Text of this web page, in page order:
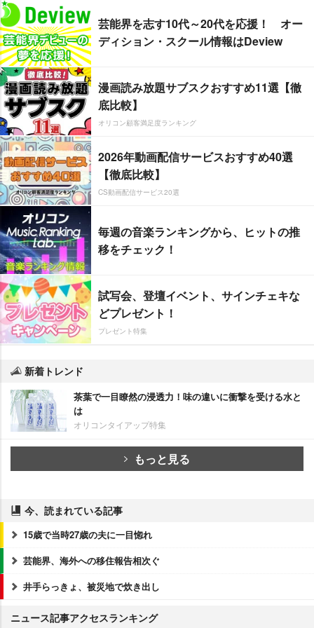
芸能界を志す10代～20代を応援！ オー
ディション・スクール情報はDeview
漫画読み放題サブスクおすすめ11選【徹
底比較】
オリコン顧客満足度ランキング
2026年動画配信サービスおすすめ40選
【徹底比較】
CS動画配信サービス20選
毎週の音楽ランキングから、ヒットの推
移をチェック！
試写会、登壇イベント、サインチェキな
どプレゼント！
プレゼント特集
新着トレンド
茶葉で一目瞭然の浸透力！味の違いに衝撃を受ける水と
は
オリコンタイアップ特集
もっと見る
今、読まれている記事
15歳で当時27歳の夫に一目惚れ
芸能界、海外への移住報告相次ぐ
井手らっきょ、被災地で炊き出し
ニュース記事アクセスランキング